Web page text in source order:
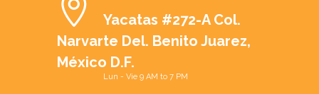
Yacatas #272-A Col.
Narvarte Del. Benito Juarez,
México D.F.
Lun - Vie 9 AM to 7 PM